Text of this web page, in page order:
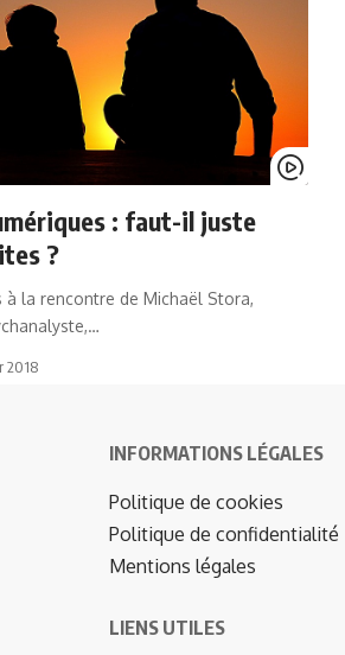
: faut-il juste
?
la rencontre de Michaël Stora,
2018
INFORMATIONS LÉGALES
Politique de cookies
Politique de confidentialité
Mentions légales
LIENS UTILES